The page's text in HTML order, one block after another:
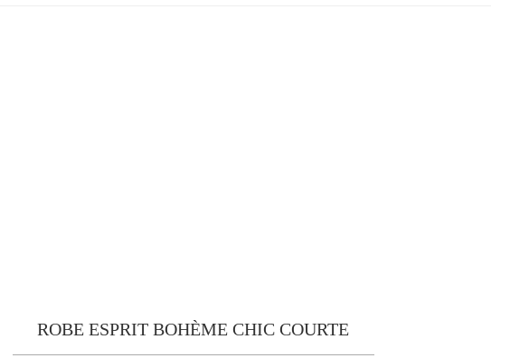
ROBE ESPRIT BOHÈME CHIC COURTE